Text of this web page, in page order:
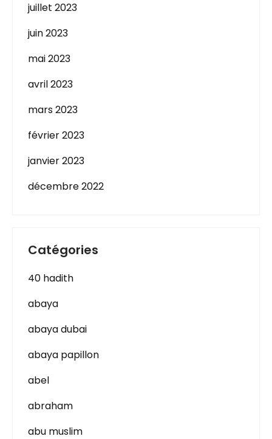
juillet 2023
juin 2023
mai 2023
avril 2023
mars 2023
février 2023
janvier 2023
décembre 2022
Catégories
40 hadith
abaya
abaya dubai
abaya papillon
abel
abraham
abu muslim